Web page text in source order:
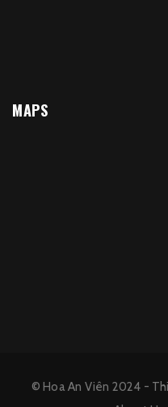
MAPS
© Hoa An Viên 2024 -